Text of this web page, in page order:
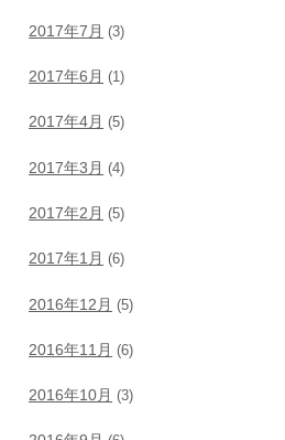
2017年7月 (3)
2017年6月 (1)
2017年4月 (5)
2017年3月 (4)
2017年2月 (5)
2017年1月 (6)
2016年12月 (5)
2016年11月 (6)
2016年10月 (3)